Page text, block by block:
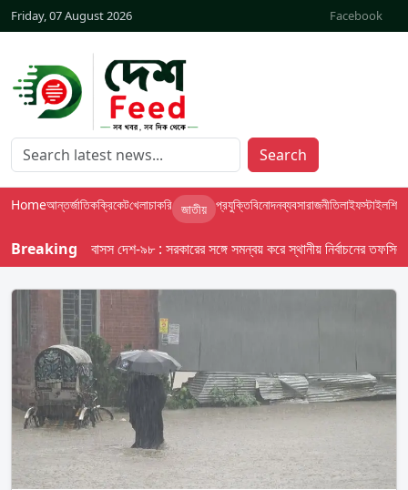
Friday, 07 August 2026 Facebook
Search
Homeআন্তর্জাতিকক্রিকেটখেলাচাকরি জাতীয় প্রযুক্তিবিনোদনব্যবসারাজনীতিলাইফস্টাইলশিক্ষা
Breakingবাসস দেশ-৯৮ : সরকারের সঙ্গে সমন্বয় করে স্থানীয় নির্বাচনের তফসিল